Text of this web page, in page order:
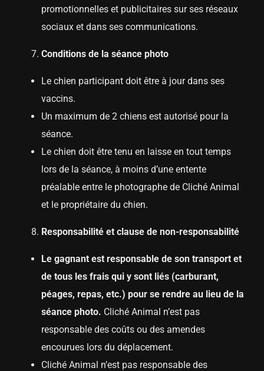
promotionnelles et publicitaires sur ses réseaux
sociaux et dans ses communications.
Conditions de la séance photo
Le chien participant doit être à jour dans ses
vaccins.
Un maximum de 2 chiens est autorisé pour la
séance.
Le chien doit être tenu en laisse en tout temps
lors de la séance, à moins d’une entente
préalable entre le photographe de Cliché Animal
et le propriétaire du chien.
Responsabilité et clause de non-responsabilité
Le gagnant est responsable de son transport et
de tous les frais qui y sont liés (carburant,
péages, repas, etc.) pour se rendre au lieu de la
séance photo. Cliché Animal n’est pas
responsable des coûts ou des amendes
encourues lors du déplacement.
Cliché Animal n’est pas responsable des